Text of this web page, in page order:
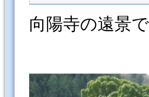
向陽寺の遠景で